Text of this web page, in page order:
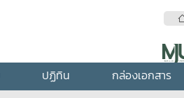
ปฏิทิน กล่องเอกสาร